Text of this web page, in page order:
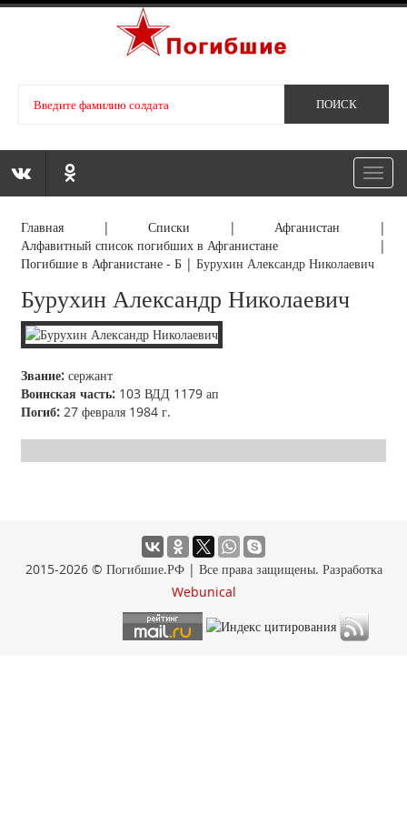
Главная |Списки | Афганистан |
Алфавитный список погибших в Афганистане |
Погибшие в Афганистане - Б |Бурухин Александр Николаевич
Бурухин Александр Николаевич
Звание: сержант
Воинская часть: 103 ВДД 1179 ап
Погиб: 27 февраля 1984 г.
2015-2026 © Погибшие.РФ | Все права защищены. Разработка
Webunical